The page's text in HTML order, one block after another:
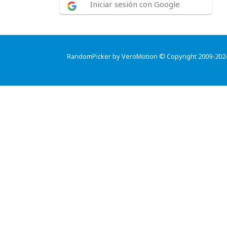
Iniciar sesión con Google
RandomPicker by VeroMotion © Copyright 2009-